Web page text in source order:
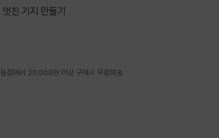
진 기지 만들기
점에서 20,000원 이상 구매시 무료배송